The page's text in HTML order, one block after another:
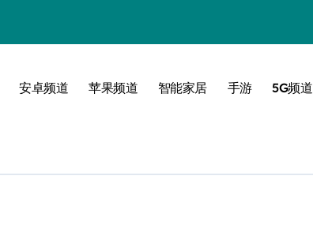
安卓频道 苹果频道 智能家居 手游 5G频道